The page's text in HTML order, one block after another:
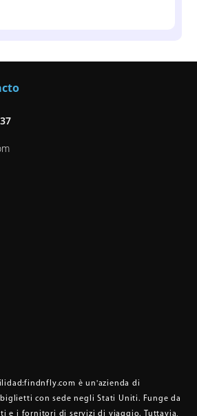
findnfly.com è un'azienda di
con sede negli Stati Uniti. Funge da
e i fornitori di servizi di viaggio. Tuttavia,